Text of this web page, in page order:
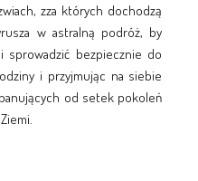
zza których dochodzą
w astralną podróż, by
sprowadzić bezpiecznie do
i przyjmując na siebie
od setek pokoleń